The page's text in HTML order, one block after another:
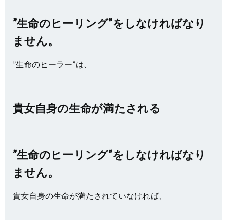
”生命のヒーリング”をしなければなり
ません。
”生命のヒーラー”は、
貴女自身の生命が満たされる
”生命のヒーリング”をしなければなり
ません。
貴女自身の生命が満たされていなければ、